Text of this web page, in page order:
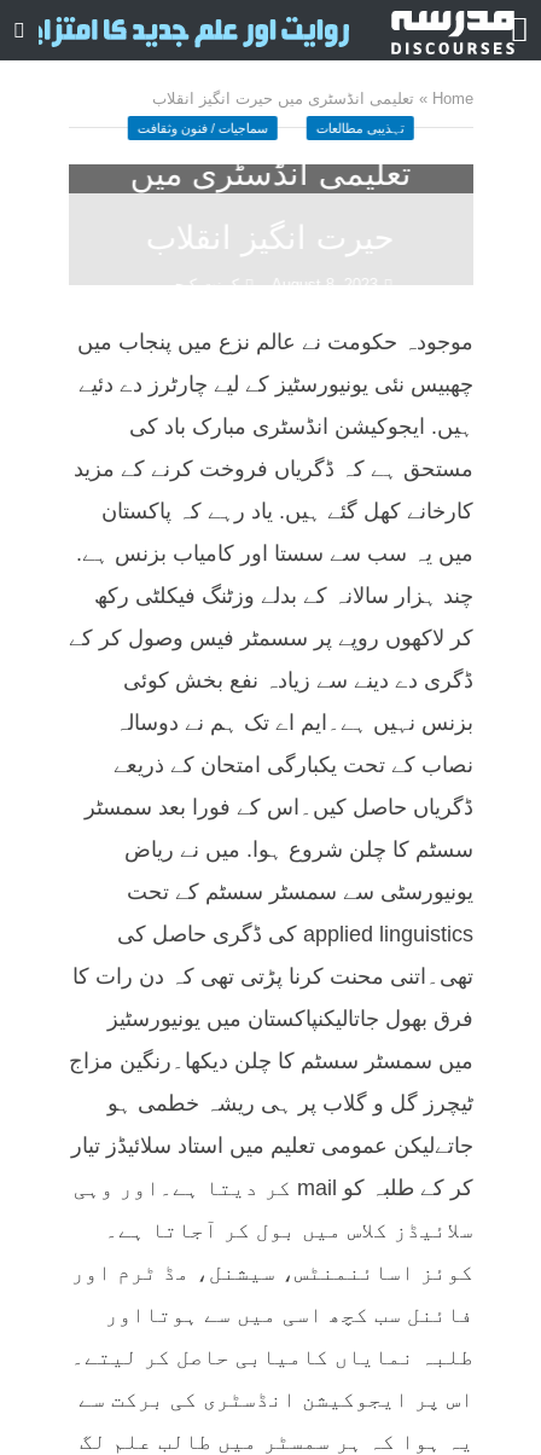
Home
» تعلیمی انڈسٹری میں حیرت انگیز انقلاب
تہذیبی مطالعات سماجیات / فنون وثقافت
تعلیمی انڈسٹری میں
حیرت انگیز انقلاب
August 8, 2023
کمنت کیجے
موجودہ حکومت نے عالم نزع میں پنجاب میں
چھبیس نئی یونیورسٹیز کے لیے چارٹرز دے دئیے
ہیں. ایجوکیشن انڈسٹری مبارک باد کی
مستحق ہے کہ ڈگریاں فروخت کرنے کے مزید
کارخانے کھل گئے ہیں. یاد رہے کہ پاکستان
میں یہ سب سے سستا اور کامیاب بزنس ہے.
چند ہزار سالانہ کے بدلے وزٹنگ فیکلٹی رکھ
کر لاکھوں روپے پر سسمٹر فیس وصول کر کے
ڈگری دے دینے سے زیادہ نفع بخش کوئی
بزنس نہیں ہے۔ایم اے تک ہم نے دوسالہ
نصاب کے تحت یکبارگی امتحان کے ذریعے
ڈگریاں حاصل کیں۔اس کے فورا بعد سمسٹر
سسٹم کا چلن شروع ہوا. میں نے ریاض
یونیورسٹی سے سمسٹر سسٹم کے تحت
applied linguistics کی ڈگری حاصل کی
تھی۔اتنی محنت کرنا پڑتی تھی کہ دن رات کا
فرق بھول جاتالیکنپاکستان میں یونیورسٹیز
میں سمسٹر سسٹم کا چلن دیکھا۔رنگین مزاج
ٹیچرز گل و گلاب پر ہی ریشہ خطمی ہو
جاتےلیکن عمومی تعلیم میں استاد سلائیڈز تیار
کر کے طلبہ کو mail کر دیتا ہے۔اور وہی
سلائیڈز کلاس میں بول کر آجاتا ہے۔
کوئز اسائنمنٹس، سیشنل، مڈ ٹرم اور
فائنل سب کچھ اسی میں سے ہوتااور
طلبہ نمایاں کامیابی حاصل کر لیتے۔
اس پر ایجوکیشن انڈسٹری کی برکت سے
یہ ہوا کہ ہر سمسٹر میں طالب علم لگ